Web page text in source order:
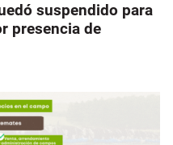
suspendido para
presencia de